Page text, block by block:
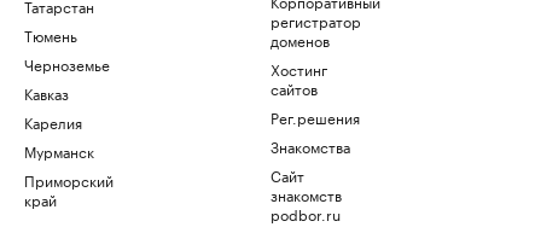
Татарстан
Тюмень
Черноземье
Кавказ
Карелия
Мурманск
Приморский
край
регистратор
доменов
Хостинг
сайтов
Рег.решения
Знакомства
Сайт
знакомств
podbor.ru